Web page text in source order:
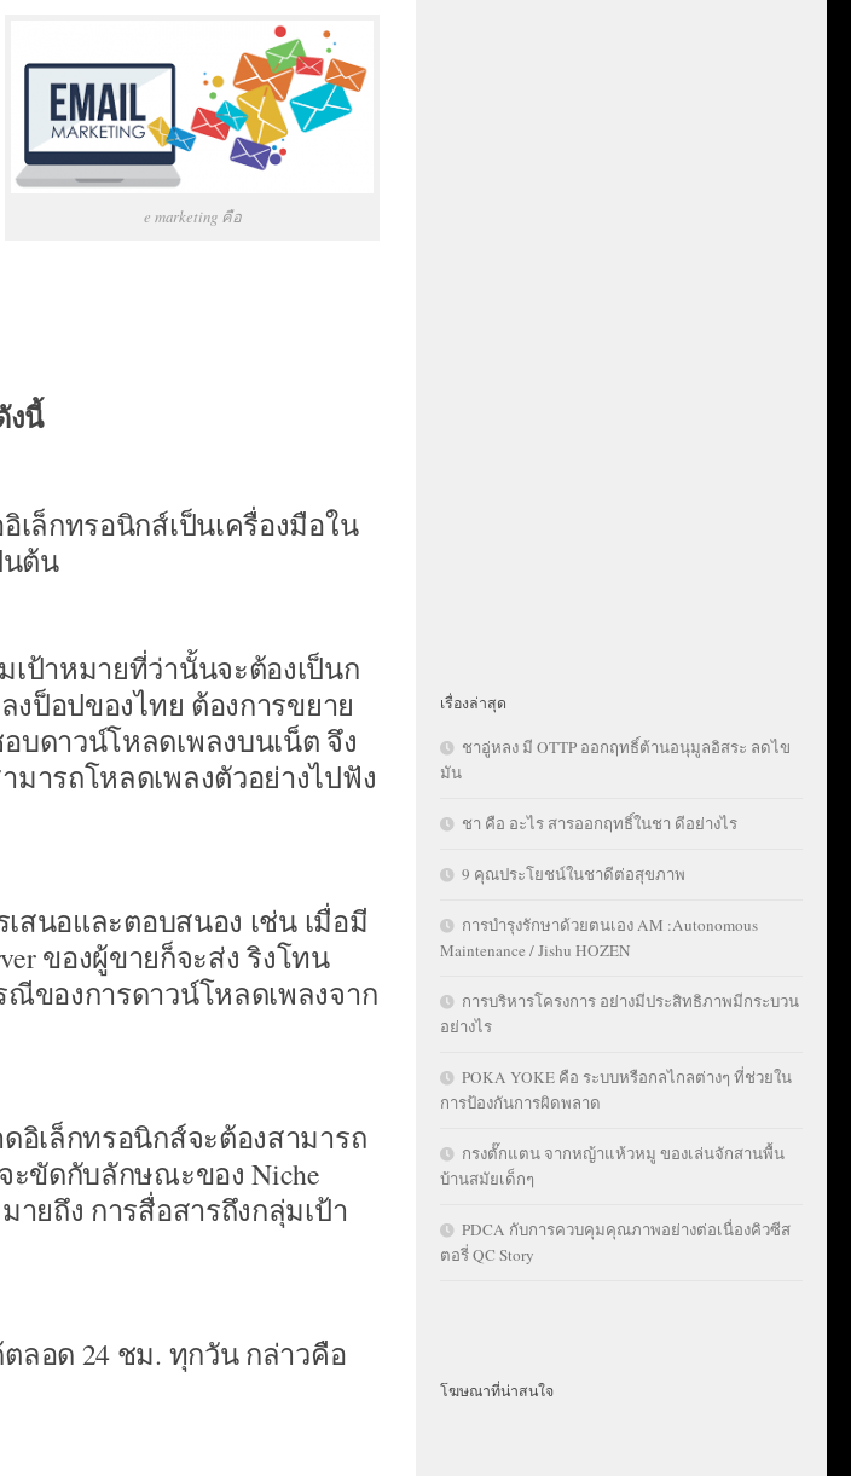
e marketing คือ
งนี้
เล็กทรอนิกส์เป็นเครื่องมือใน
นต้น
เป้าหมายที่ว่านั้นจะต้องเป็นก
งป็อปของไทย ต้องการขยาย
บดาวน์โหลดเพลงบนเน็ต จึง
ารถโหลดเพลงตัวอย่างไปฟัง
สนอและตอบสนอง เช่น เมื่อมี
ของผู้ขายก็จะส่ง ริงโทน
ของการดาวน์โหลดเพลงจาก
อิเล็กทรอนิกส์จะต้องสามารถ
ะขัดกับลักษณะของ Niche
ยถึง การสื่อสารถึงกลุ่มเป้า
ลอด 24 ชม. ทุกวัน กล่าวคือ
เรื่องล่าสุด
ชาอู่หลง มี OTTP ออกฤทธิ์ต้านอนุมูลอิสระ ลดไข
มัน
ชา คือ อะไร สารออกฤทธิ์ในชา ดีอย่างไร
9 คุณประโยชน์ในชาดีต่อสุขภาพ
การบำรุงรักษาด้วยตนเอง AM :Autonomous
Maintenance / Jishu HOZEN
การบริหารโครงการ อย่างมีประสิทธิภาพมีกระบวน
อย่างไร
POKA YOKE คือ ระบบหรือกลไกลต่างๆ ที่ช่วยใน
การป้องกันการผิดพลาด
กรงตั๊กแตน จากหญ้าแห้วหมู ของเล่นจักสานพื้น
บ้านสมัยเด็กๆ
PDCA กับการควบคุมคุณภาพอย่างต่อเนื่องคิวซีส
ตอรี่ QC Story
โฆษณาที่น่าสนใจ